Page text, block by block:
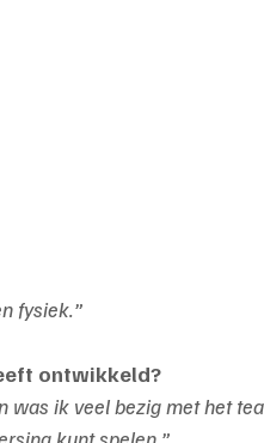
fysiek.”
ontwikkeld?
was ik veel bezig met het